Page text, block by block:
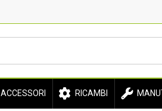
ACCESSORI RICAMBI